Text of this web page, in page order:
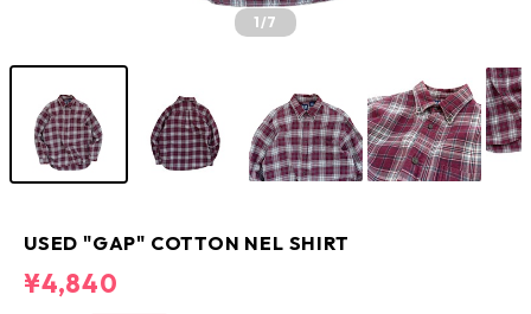
1/7
USED "GAP" COTTON NEL SHIRT
¥4,840